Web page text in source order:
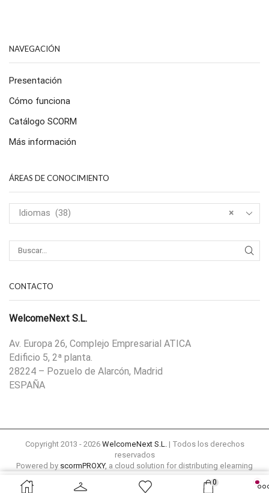
NAVEGACIÓN
Presentación
Cómo funciona
Catálogo SCORM
Más información
ÁREAS DE CONOCIMIENTO
×
Idiomas (38)
CONTACTO
WelcomeNext S.L.
Av. Europa 26, Complejo Empresarial ATICA
Edificio 5, 2ª planta.
28224 – Pozuelo de Alarcón, Madrid
ESPAÑA
Copyright 2013 - 2026 WelcomeNext S.L.
| Todos los derechos
reservados
Powered by scormPROXY, a cloud solution for distributing elearning
0